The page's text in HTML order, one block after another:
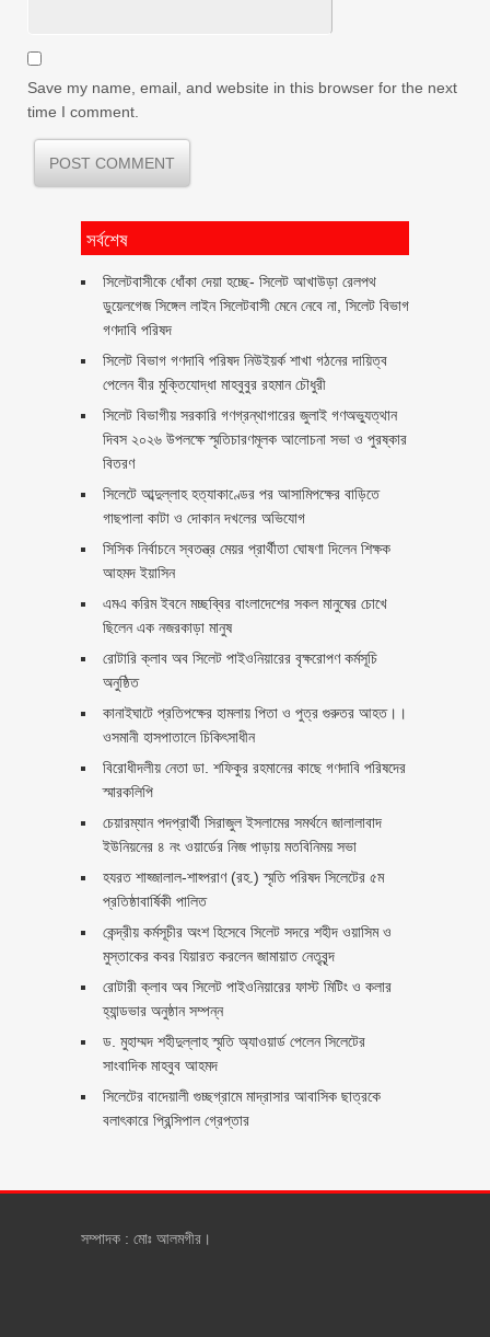
Save my name, email, and website in this browser for the next
time I comment.
সর্বশেষ
‎সিলেটবাসীকে ধোঁকা দেয়া হচ্ছে- সিলেট আখাউড়া রেলপথ
ডুয়েলগেজ সিঙ্গেল লাইন সিলেটবাসী মেনে নেবে না, সিলেট বিভাগ
গণদাবি পরিষদ
সিলেট বিভাগ গণদাবি পরিষদ নিউইয়র্ক শাখা গঠনের দায়িত্ব
পেলেন বীর মুক্তিযোদ্ধা মাহবুবুর রহমান চৌধুরী ‎ ‎
সিলেট বিভাগীয় সরকারি গণগ্রন্থাগারের জুলাই গণঅভ্যুত্থান
দিবস ২০২৬ উপলক্ষে স্মৃতিচারণমূলক আলোচনা সভা ও পুরষ্কার
বিতরণ ‎ ‎
সিলেটে আব্দুল্লাহ হত্যাকাণ্ডের পর আসামিপক্ষের বাড়িতে
গাছপালা কাটা ও দোকান দখলের অভিযোগ
সিসিক নির্বাচনে স্বতন্ত্র মেয়র প্রার্থীতা ঘোষণা দিলেন শিক্ষক
আহমদ ইয়াসিন
এমএ করিম ইবনে মচ্ছব্বির বাংলাদেশের সকল মানুষের চোখে
ছিলেন এক নজরকাড়া মানুষ ‎
রোটারি ক্লাব অব সিলেট পাইওনিয়ারের বৃক্ষরোপণ কর্মসূচি
অনুষ্ঠিত
কানাইঘাটে প্রতিপক্ষের হামলায় পিতা ও পুত্র গুরুতর আহত।।
ওসমানী হাসপাতালে চিকিৎসাধীন
বিরোধীদলীয় নেতা ডা. শফিকুর রহমানের কাছে গণদাবি পরিষদের
স্মারকলিপি ‎
চেয়ারম্যান পদপ্রার্থী সিরাজুল ইসলামের সমর্থনে জালালাবাদ
ইউনিয়নের ৪ নং ওয়ার্ডের নিজ পাড়ায় মতবিনিময় সভা
হযরত শাহ্জালাল-শাহ্পরাণ (রহ.) স্মৃতি পরিষদ সিলেটের ৫ম
প্রতিষ্ঠাবার্ষিকী পালিত ‎​
কেন্দ্রীয় কর্মসূচীর অংশ হিসেবে সিলেট সদরে শহীদ ওয়াসিম ও
মুস্তাকের কবর যিয়ারত করলেন জামায়াত নেতৃবৃন্দ ‎
রোটারী ক্লাব অব সিলেট পাইওনিয়ারের ফাস্ট মিটিং ও কলার
হ্যান্ডভার অনুষ্ঠান সম্পন্ন
ড. মুহাম্মদ শহীদুল্লাহ স্মৃতি অ্যাওয়ার্ড পেলেন সিলেটের
সাংবাদিক মাহবুব আহমদ
সিলেটের বাদেয়ালী গুচ্ছগ্রামে মাদ্রাসার আবাসিক ছাত্রকে
বলাৎকারে প্রিন্সিপাল গ্রেপ্তার ‎
সম্পাদক : মোঃ আলমগীর।